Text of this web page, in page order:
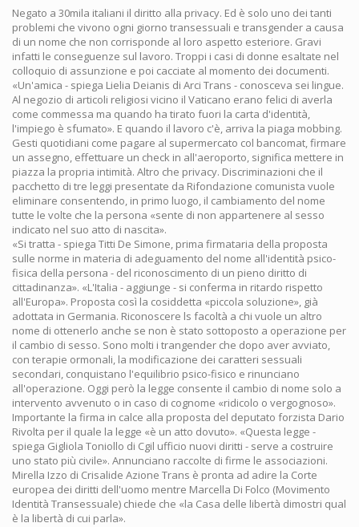
Negato a 30mila italiani il diritto alla privacy. Ed è solo uno dei tanti
problemi che vivono ogni giorno transessuali e transgender a causa
di un nome che non corrisponde al loro aspetto esteriore. Gravi
infatti le conseguenze sul lavoro. Troppi i casi di donne esaltate nel
colloquio di assunzione e poi cacciate al momento dei documenti.
«Un'amica - spiega Lielia Deianis di Arci Trans - conosceva sei lingue.
Al negozio di articoli religiosi vicino il Vaticano erano felici di averla
come commessa ma quando ha tirato fuori la carta d'identità,
l'impiego è sfumato». E quando il lavoro c'è, arriva la piaga mobbing.
Gesti quotidiani come pagare al supermercato col bancomat, firmare
un assegno, effettuare un check in all'aeroporto, significa mettere in
piazza la propria intimità. Altro che privacy. Discriminazioni che il
pacchetto di tre leggi presentate da Rifondazione comunista vuole
eliminare consentendo, in primo luogo, il cambiamento del nome
tutte le volte che la persona «sente di non appartenere al sesso
indicato nel suo atto di nascita».
«Si tratta - spiega Titti De Simone, prima firmataria della proposta
sulle norme in materia di adeguamento del nome all'identità psico-
fisica della persona - del riconoscimento di un pieno diritto di
cittadinanza». «L'Italia - aggiunge - si conferma in ritardo rispetto
all'Europa». Proposta così la cosiddetta «piccola soluzione», già
adottata in Germania. Riconoscere ls facoltà a chi vuole un altro
nome di ottenerlo anche se non è stato sottoposto a operazione per
il cambio di sesso. Sono molti i trangender che dopo aver avviato,
con terapie ormonali, la modificazione dei caratteri sessuali
secondari, conquistano l'equilibrio psico-fisico e rinunciano
all'operazione. Oggi però la legge consente il cambio di nome solo a
intervento avvenuto o in caso di cognome «ridicolo o vergognoso».
Importante la firma in calce alla proposta del deputato forzista Dario
Rivolta per il quale la legge «è un atto dovuto». «Questa legge -
spiega Gigliola Toniollo di Cgil ufficio nuovi diritti - serve a costruire
uno stato più civile». Annunciano raccolte di firme le associazioni.
Mirella Izzo di Crisalide Azione Trans è pronta ad adire la Corte
europea dei diritti dell'uomo mentre Marcella Di Folco (Movimento
Identità Transessuale) chiede che «la Casa delle libertà dimostri qual
è la libertà di cui parla».